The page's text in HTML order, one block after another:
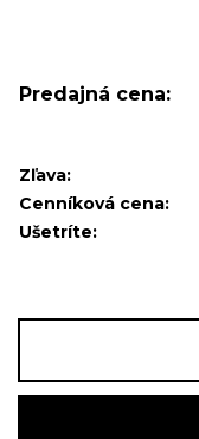
Predajná cena:
Zľava:
Cenníková cena:
Ušetríte: